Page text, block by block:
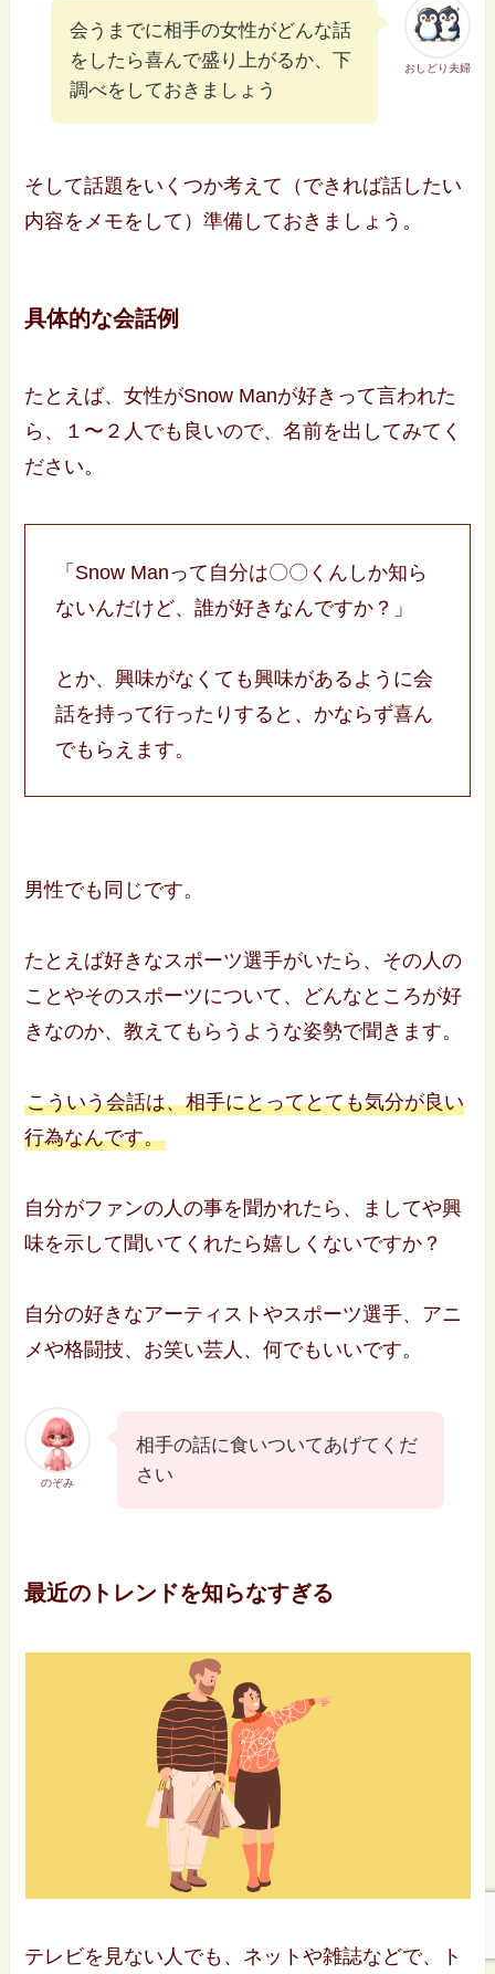
おしどり夫婦
会うまでに相手の女性がどんな話
をしたら喜んで盛り上がるか、下
調べをしておきましょう
そして話題をいくつか考えて（できれば話したい
内容をメモをして）準備しておきましょう。
具体的な会話例
たとえば、女性がSnow Manが好きって言われた
ら、１〜２人でも良いので、名前を出してみてく
ださい。
「Snow Manって自分は〇〇くんしか知ら
ないんだけど、誰が好きなんですか？」
とか、興味がなくても興味があるように会
話を持って行ったりすると、かならず喜ん
でもらえます。
男性でも同じです。
たとえば好きなスポーツ選手がいたら、その人の
ことやそのスポーツについて、どんなところが好
きなのか、教えてもらうような姿勢で聞きます。
こういう会話は、相手にとってとても気分が良い
行為なんです。
自分がファンの人の事を聞かれたら、ましてや興
味を示して聞いてくれたら嬉しくないですか？
自分の好きなアーティストやスポーツ選手、アニ
メや格闘技、お笑い芸人、何でもいいです。
のぞみ
相手の話に食いついてあげてくだ
さい
最近のトレンドを知らなすぎる
テレビを見ない人でも、ネットや雑誌などで、ト